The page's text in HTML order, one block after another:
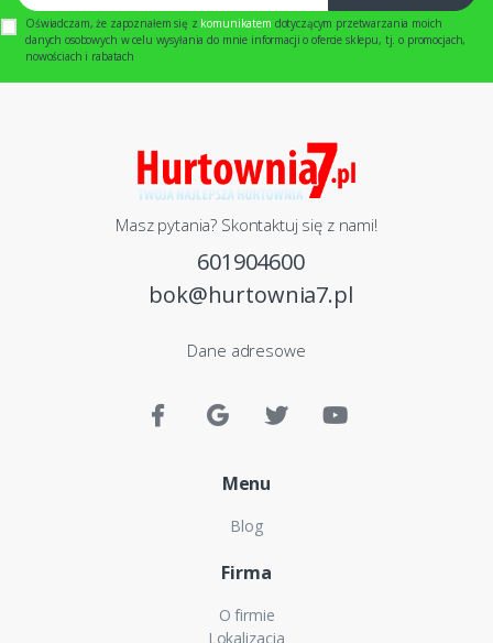
Oświadczam, że zapoznałem się z komunikatem dotyczącym przetwarzania moich
danych osobowych w celu wysyłania do mnie informacji o ofercie sklepu, tj. o promocjach,
nowościach i rabatach
Masz pytania? Skontaktuj się z nami!
601904600
bok@hurtownia7.pl
Dane adresowe
Menu
Blog
Firma
O firmie
Lokalizacja